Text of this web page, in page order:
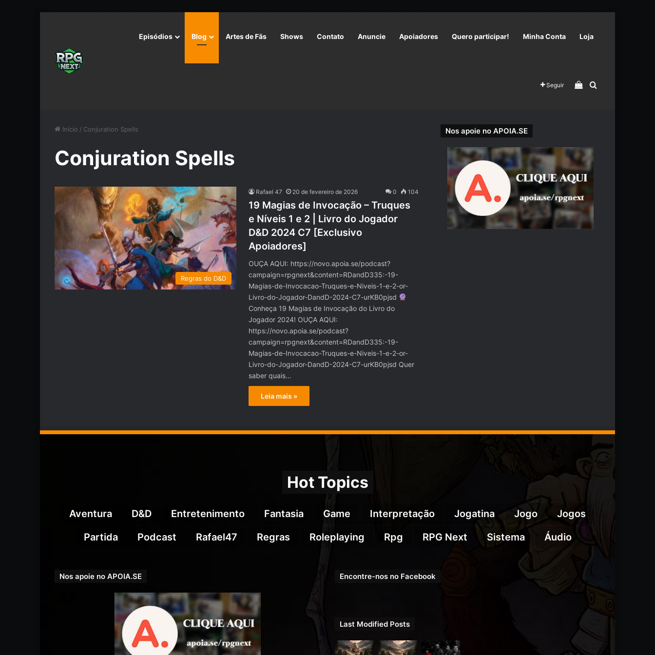
Episódios Blog Artes de Fãs Shows Contato Anuncie Apoiadores Quero participar! Minha Conta Loja
Seguir Veja seu carrinho
Procurar por
Início / Conjuration Spells
Conjuration Spells
Regras do D&D
Rafael 47 20 de fevereiro de 2026 0 104
19 Magias de Invocação – Truques
e Níveis 1 e 2 | Livro do Jogador
D&D 2024 C7 [Exclusivo
Apoiadores]
OUÇA AQUI: https://novo.apoia.se/podcast?
campaign=rpgnext&content=RDandD335:-19-
Magias-de-Invocacao-Truques-e-Niveis-1-e-2-or-
Livro-do-Jogador-DandD-2024-C7-urKB0pjsd
Conheça 19 Magias de Invocação do Livro do
Jogador 2024! OUÇA AQUI:
https://novo.apoia.se/podcast?
campaign=rpgnext&content=RDandD335:-19-
Magias-de-Invocacao-Truques-e-Niveis-1-e-2-or-
Livro-do-Jogador-DandD-2024-C7-urKB0pjsd Quer
saber quais…
Leia mais »
Nos apoie no APOIA.SE
Hot Topics
Aventura D&D Entretenimento Fantasia Game Interpretação Jogatina Jogo
Jogos
Partida
Podcast Rafael47 Regras Roleplaying Rpg RPG Next Sistema Áudio
Nos apoie no APOIA.SE Encontre-nos no Facebook
Last Modified Posts